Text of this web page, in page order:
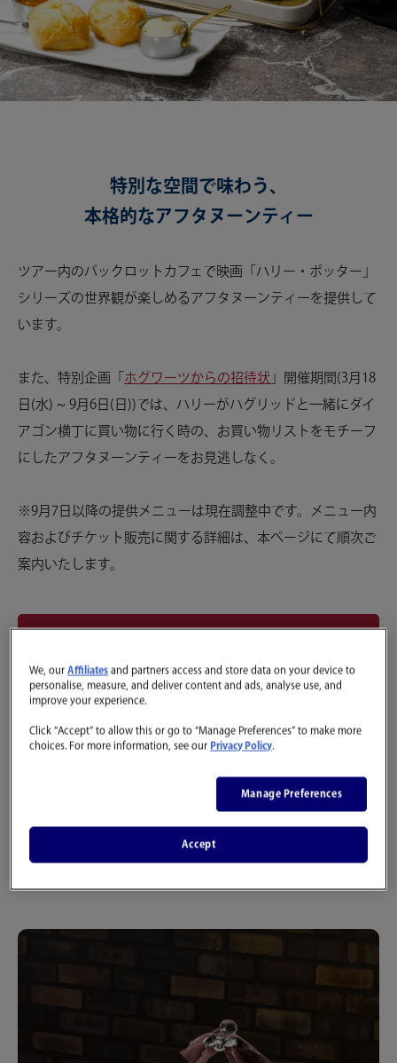
特別な空間で味わう、
本格的なアフタヌーンティー
ツアー内のバックロットカフェで映画「ハリー・ポッター」
シリーズの世界観が楽しめるアフタヌーンティーを提供して
います。
また、特別企画「 ホグワーツからの招待状」開催期間(3月18
日(水) ~ 9月6日(日))では、ハリーがハグリッドと一緒にダイ
アゴン横丁に買い物に行く時の、お買い物リストをモチーフ
にしたアフタヌーンティーをお見逃しなく。
※9月7日以降の提供メニューは現在調整中です。メニュー内
容およびチケット販売に関する詳細は、本ページにて順次ご
案内いたします。
「ホグワーツからの招待状」開催期間 限定ス
ペシャルメニューが登場
We, ourAffiliatesand partners access and store data on your device to
personalise, measure, and deliver content and ads, analyse use, and
improve your experience.
Click “Accept” to allow this or go to “Manage Preferences” to make more
choices. For more information, see ourPrivacy Policy.
Manage Preferences
Accept